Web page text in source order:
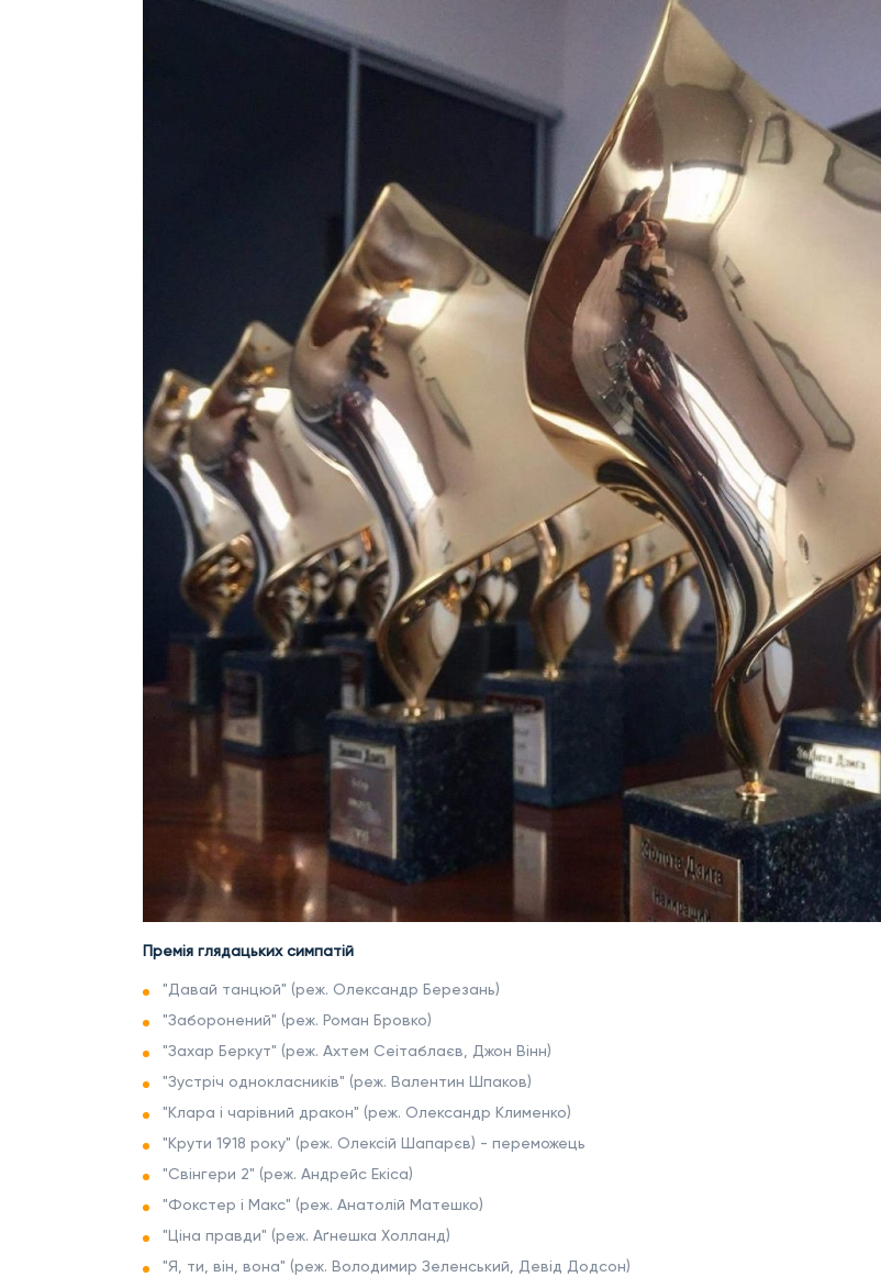
Премія глядацьких симпатій
"Давай танцюй" (реж. Олександр Березань)
"Заборонений" (реж. Роман Бровко)
"Захар Беркут" (реж. Ахтем Сеітаблаєв, Джон Вінн)
"Зустріч однокласників" (реж. Валентин Шпаков)
"Клара і чарівний дракон" (реж. Олександр Клименко)
"Крути 1918 року" (реж. Олексій Шапарєв) - переможець
"Свінгери 2" (реж. Андрейс Екіса)
"Фокстер і Макс" (реж. Анатолій Матешко)
"Ціна правди" (реж. Аґнешка Холланд)
"Я, ти, він, вона" (реж. Володимир Зеленський, Девід Додсон)